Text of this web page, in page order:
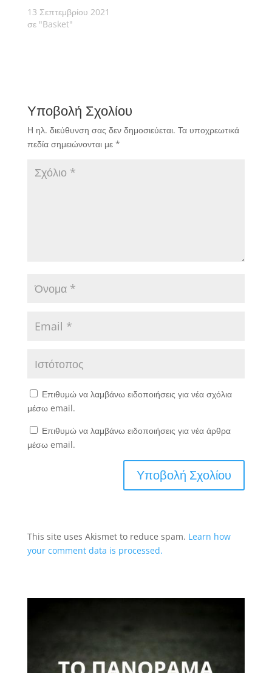
13 Σεπτεμβρίου 2021
σε "Basket"
Υποβολή Σχολίου
Η ηλ. διεύθυνση σας δεν δημοσιεύεται. Τα υποχρεωτικά
πεδία σημειώνονται με *
Επιθυμώ να λαμβάνω ειδοποιήσεις για νέα σχόλια
μέσω email.
Επιθυμώ να λαμβάνω ειδοποιήσεις για νέα άρθρα
μέσω email.
This site uses Akismet to reduce spam. Learn how
your comment data is processed.